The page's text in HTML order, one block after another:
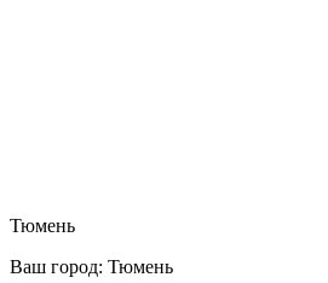
Тюмень
Ваш город: Тюмень